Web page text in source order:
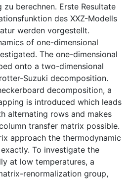
berechnen. Erste Resultate
des XXZ-Modells
werden vorgestellt.
of one-dimensional
The one-dimensional
onto a two-dimensional
Suzuki decomposition.
decomposition, a
is introduced which leads
alternating rows and makes
transfer matrix possible.
approach the thermodynamic
To investigate the
at low temperatures, a
renormalization group,